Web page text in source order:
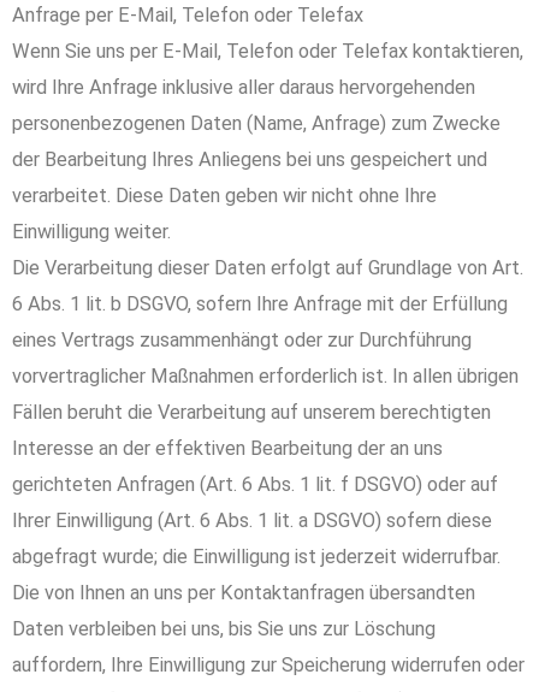
Anfrage per E-Mail, Telefon oder Telefax
Wenn Sie uns per E-Mail, Telefon oder Telefax kontaktieren,
wird Ihre Anfrage inklusive aller daraus hervorgehenden
personenbezogenen Daten (Name, Anfrage) zum Zwecke
der Bearbeitung Ihres Anliegens bei uns gespeichert und
verarbeitet. Diese Daten geben wir nicht ohne Ihre
Einwilligung weiter.
Die Verarbeitung dieser Daten erfolgt auf Grundlage von Art.
6 Abs. 1 lit. b DSGVO, sofern Ihre Anfrage mit der Erfüllung
eines Vertrags zusammenhängt oder zur Durchführung
vorvertraglicher Maßnahmen erforderlich ist. In allen übrigen
Fällen beruht die Verarbeitung auf unserem berechtigten
Interesse an der effektiven Bearbeitung der an uns
gerichteten Anfragen (Art. 6 Abs. 1 lit. f DSGVO) oder auf
Ihrer Einwilligung (Art. 6 Abs. 1 lit. a DSGVO) sofern diese
abgefragt wurde; die Einwilligung ist jederzeit widerrufbar.
Die von Ihnen an uns per Kontaktanfragen übersandten
Daten verbleiben bei uns, bis Sie uns zur Löschung
auffordern, Ihre Einwilligung zur Speicherung widerrufen oder